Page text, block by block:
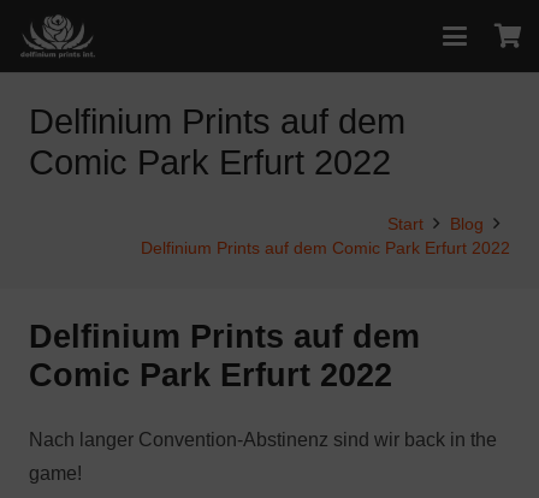
Delfinium Prints auf dem
Comic Park Erfurt 2022
Start
Blog
Delfinium Prints auf dem Comic Park Erfurt 2022
Delfinium Prints auf dem
Comic Park Erfurt 2022
Nach langer Convention-Abstinenz sind wir back in the
game!